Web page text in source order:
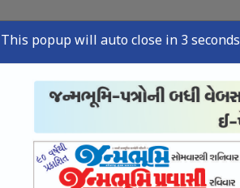
મુખ્ય સમાચાર ક્રાઇમ ન્યુઝ સ્પોર્ટ્સ ન્યુઝ
This popup will auto close in 2 seconds